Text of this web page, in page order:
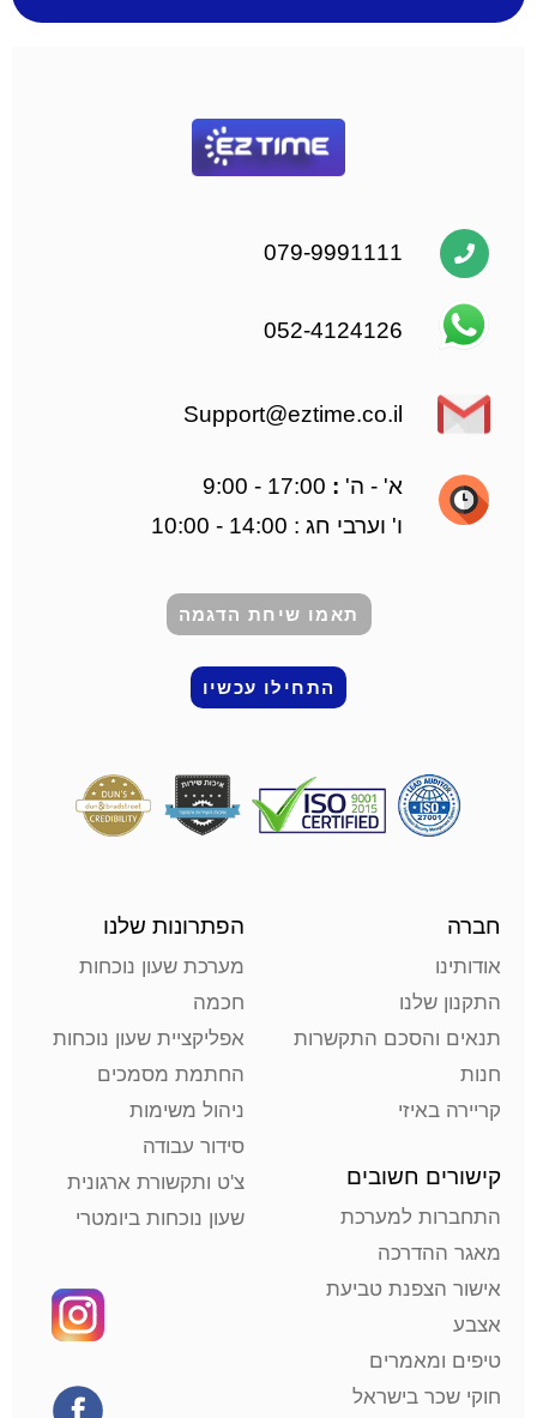
079-9991111
052-4124126
Support@eztime.co.il
א' - ה' :
ו' וערבי חג : 14:00 - 10:00
תאמו שיחת הדגמה
התחילו עכשיו
חברה
אודותינו
התקנון שלנו
תנאים והסכם התקשרות
חנות
קריירה באיזי
קישורים חשובים
התחברות למערכת
מאגר ההדרכה
אישור הצפנת טביעת
אצבע
טיפים ומאמרים
חוקי שכר בישראל
הפתרונות שלנו
מערכת שעון נוכחות
חכמה
אפליקציית שעון נוכחות
החתמת מסמכים
ניהול משימות
סידור עבודה
צ'ט ותקשורת ארגונית
שעון נוכחות ביומטרי